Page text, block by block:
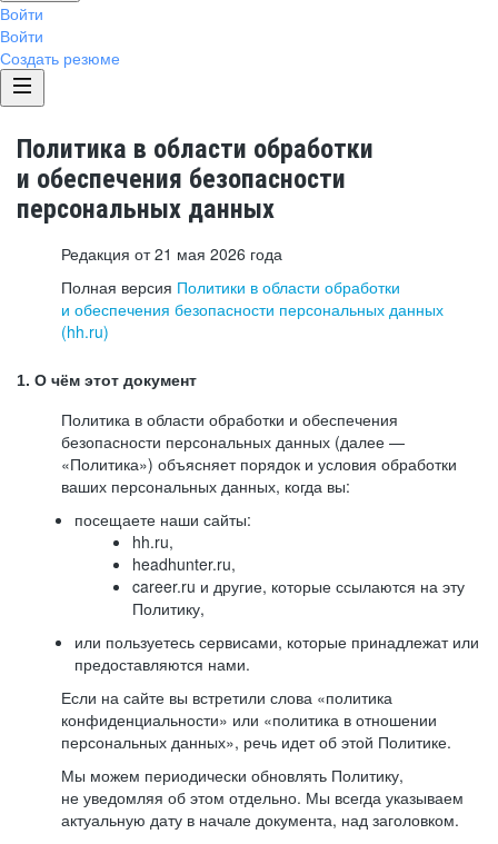
Войти
Войти
Создать резюме
Политика в области обработки
и обеспечения безопасности
персональных данных
Редакция от 21 мая 2026 года
Полная версия Политики в области обработки
и обеспечения безопасности персональных данных
(hh.ru)
1. О чём этот документ
Политика в области обработки и обеспечения
безопасности персональных данных (далее —
«Политика») объясняет порядок и условия обработки
ваших персональных данных, когда вы:
посещаете наши сайты:
hh.ru,
headhunter.ru,
career.ru и другие, которые ссылаются на эту
Политику,
или пользуетесь сервисами, которые принадлежат или
предоставляются нами.
Если на сайте вы встретили слова «политика
конфиденциальности» или «политика в отношении
персональных данных», речь идет об этой Политике.
Мы можем периодически обновлять Политику,
не уведомляя об этом отдельно. Мы всегда указываем
актуальную дату в начале документа, над заголовком.